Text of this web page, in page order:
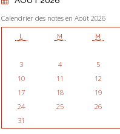
Calendrier des notes en Août 2026
L M M
3
4 5
10
11 12
17
18 19
24
25 26
31